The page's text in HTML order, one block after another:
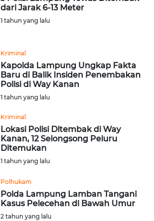
dari Jarak 6-13 Meter
1 tahun yang lalu
Kriminal
Kapolda Lampung Ungkap Fakta
Baru di Balik Insiden Penembakan
Polisi di Way Kanan
1 tahun yang lalu
Kriminal
Lokasi Polisi Ditembak di Way
Kanan, 12 Selongsong Peluru
Ditemukan
1 tahun yang lalu
Polhukam
Polda Lampung Lamban Tangani
Kasus Pelecehan di Bawah Umur
2 tahun yang lalu